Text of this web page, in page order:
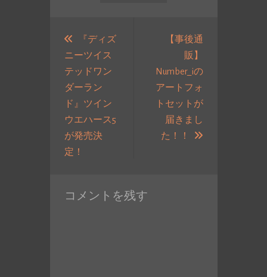
『ディズ
ニーツイス
テッドワン
ダーラン
ド』ツイン
ウエハース5
が発売決
定！
投
【事後通
販】
Number_iの
アートフォ
トセットが
届きまし
た！！
次
コメントを残す